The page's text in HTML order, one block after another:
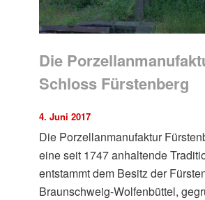
Die
Schloss Fürstenberg
4. Juni 2017
Die Porzellanmanufaktur
eine seit 1747 anhaltende
entstammt dem Besitz der
Braunschweig-Wolfenbüttel,